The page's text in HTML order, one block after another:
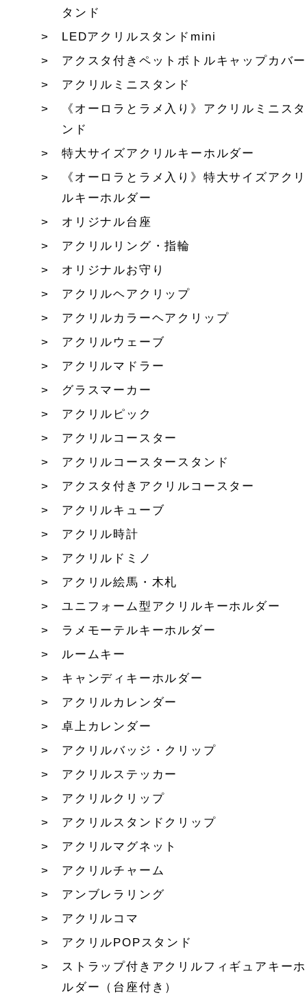
タンド
LEDアクリルスタンドmini
アクスタ付きペットボトルキャップカバー
アクリルミニスタンド
《オーロラとラメ入り》アクリルミニスタ
ンド
特大サイズアクリルキーホルダー
《オーロラとラメ入り》特大サイズアクリ
ルキーホルダー
オリジナル台座
アクリルリング・指輪
オリジナルお守り
アクリルヘアクリップ
アクリルカラーヘアクリップ
アクリルウェーブ
アクリルマドラー
グラスマーカー
アクリルピック
アクリルコースター
アクリルコースタースタンド
アクスタ付きアクリルコースター
アクリルキューブ
アクリル時計
アクリルドミノ
アクリル絵馬・木札
ユニフォーム型アクリルキーホルダー
ラメモーテルキーホルダー
ルームキー
キャンディキーホルダー
アクリルカレンダー
卓上カレンダー
アクリルバッジ・クリップ
アクリルステッカー
アクリルクリップ
アクリルスタンドクリップ
アクリルマグネット
アクリルチャーム
アンブレラリング
アクリルコマ
アクリルPOPスタンド
ストラップ付きアクリルフィギュアキーホ
ルダー（台座付き）